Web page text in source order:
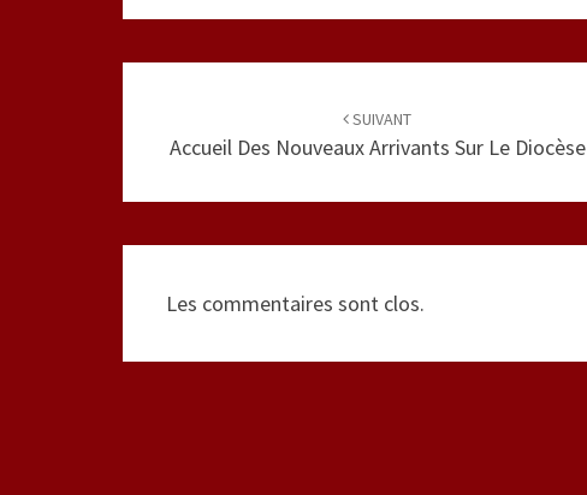
SUIVANT
Accueil Des Nouveaux Arrivants Sur Le Diocèse
Les commentaires sont clos.